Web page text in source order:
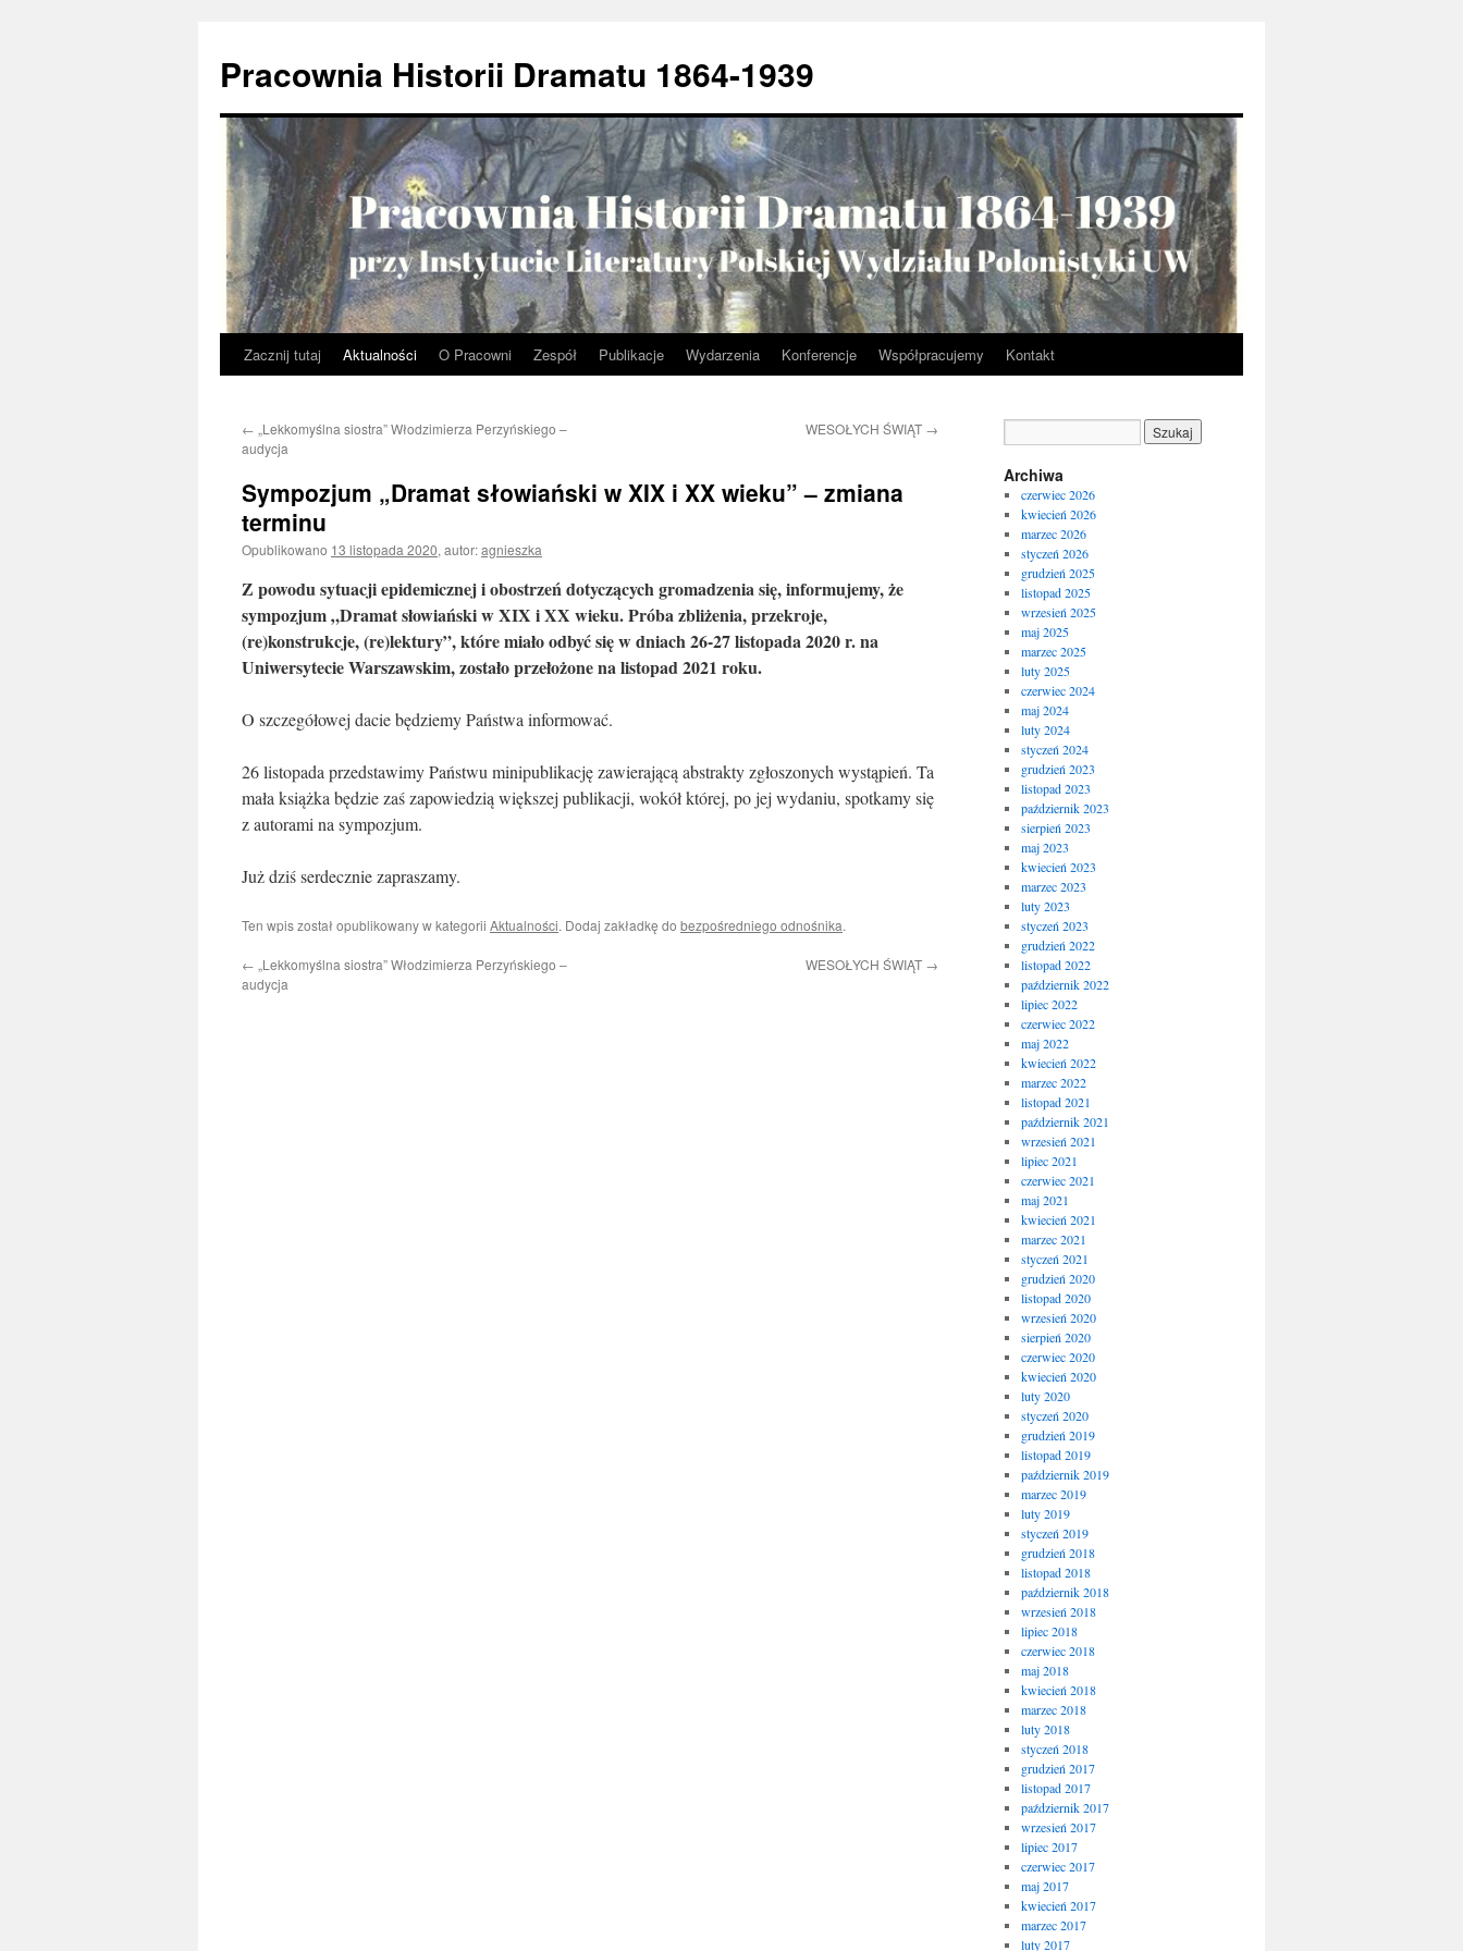
treści
Pracownia Historii Dramatu 1864-1939
Zacznij tutaj Aktualności O Pracowni Zespół Publikacje Wydarzenia Konferencje Współpracujemy Kontakt
← „Lekkomyślna siostra” Włodzimierza Perzyńskiego –
audycja
WESOŁYCH ŚWIĄT →
Sympozjum „Dramat słowiański w XIX i XX wieku” – zmiana
terminu
Opublikowano 13 listopada 2020, autor:agnieszka
Z powodu sytuacji epidemicznej i obostrzeń dotyczących gromadzenia się, informujemy, że
sympozjum „Dramat słowiański w XIX i XX wieku. Próba zbliżenia, przekroje,
(re)konstrukcje, (re)lektury”, które miało odbyć się w dniach 26-27 listopada 2020 r. na
Uniwersytecie Warszawskim, zostało przełożone na listopad 2021 roku.
O szczegółowej dacie będziemy Państwa informować.
26 listopada przedstawimy Państwu minipublikację zawierającą abstrakty zgłoszonych wystąpień. Ta
mała książka będzie zaś zapowiedzią większej publikacji, wokół której, po jej wydaniu, spotkamy się
z autorami na sympozjum.
Już dziś serdecznie zapraszamy.
Ten wpis został opublikowany w kategorii Aktualności. Dodaj zakładkę do bezpośredniego odnośnika.
← „Lekkomyślna siostra” Włodzimierza Perzyńskiego –
audycja
WESOŁYCH ŚWIĄT →
Archiwa
czerwiec 2026
kwiecień 2026
marzec 2026
styczeń 2026
grudzień 2025
listopad 2025
wrzesień 2025
maj 2025
marzec 2025
luty 2025
czerwiec 2024
maj 2024
luty 2024
styczeń 2024
grudzień 2023
listopad 2023
październik 2023
sierpień 2023
maj 2023
kwiecień 2023
marzec 2023
luty 2023
styczeń 2023
grudzień 2022
listopad 2022
październik 2022
lipiec 2022
czerwiec 2022
maj 2022
kwiecień 2022
marzec 2022
listopad 2021
październik 2021
wrzesień 2021
lipiec 2021
czerwiec 2021
maj 2021
kwiecień 2021
marzec 2021
styczeń 2021
grudzień 2020
listopad 2020
wrzesień 2020
sierpień 2020
czerwiec 2020
kwiecień 2020
luty 2020
styczeń 2020
grudzień 2019
listopad 2019
październik 2019
marzec 2019
luty 2019
styczeń 2019
grudzień 2018
listopad 2018
październik 2018
wrzesień 2018
lipiec 2018
czerwiec 2018
maj 2018
kwiecień 2018
marzec 2018
luty 2018
styczeń 2018
grudzień 2017
listopad 2017
październik 2017
wrzesień 2017
lipiec 2017
czerwiec 2017
maj 2017
kwiecień 2017
marzec 2017
luty 2017